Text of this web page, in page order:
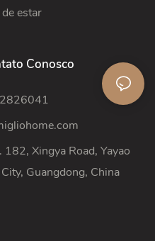
estar
Conosco
182, Xingya Road, Yayao
Guangdong, China